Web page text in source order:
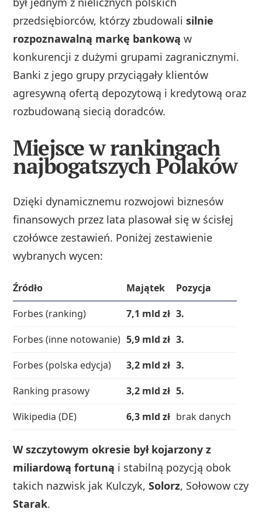
przedsiębiorców, którzy zbudowalisilnie
rozpoznawalną markę bankową w
konkurencji z dużymi grupami zagranicznymi.
Banki z jego grupy przyciągały klientów
agresywną ofertą depozytową i kredytową oraz
rozbudowaną siecią doradców.
Miejsce w rankingach
najbogatszych Polaków
Dzięki dynamicznemu rozwojowi biznesów
finansowych przez lata plasował się w ścisłej
czołówce zestawień. Poniżej zestawienie
wybranych wycen:
Źródło Majątek
Pozycja
Forbes (ranking)
7,1 mld zł 3.
Forbes (inne notowanie) 5,9 mld zł 3.
Forbes (polska edycja)
3,2 mld zł 3.
Ranking prasowy
3,2 mld zł 5.
Wikipedia (DE)
6,3 mld zł brak danych
W szczytowym okresie był kojarzony z
miliardową fortuną i stabilną pozycją obok
takich nazwisk jak Kulczyk,Solorz, Sołowow czy
Starak.